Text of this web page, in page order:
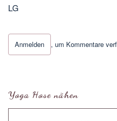
LG
Anmelden , um Kommentare
Antwort auf Wie Arielle die
Yoga Hose nähen